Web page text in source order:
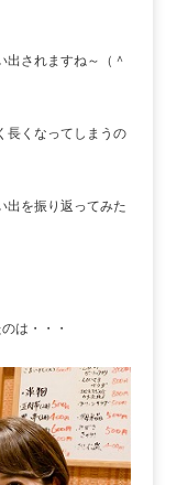
出されますね～（＾
長くなってしまうの
出を振り返ってみた
は・・・